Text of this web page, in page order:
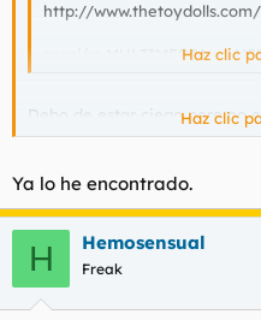
http://www.thetoydolls.com/
sección MULTIMEDIA >>
Haz clic
Debo de estar ciego pero no
ningun lao.
Haz clic
Ya lo he encontrado.
H Hemosensual
Freak